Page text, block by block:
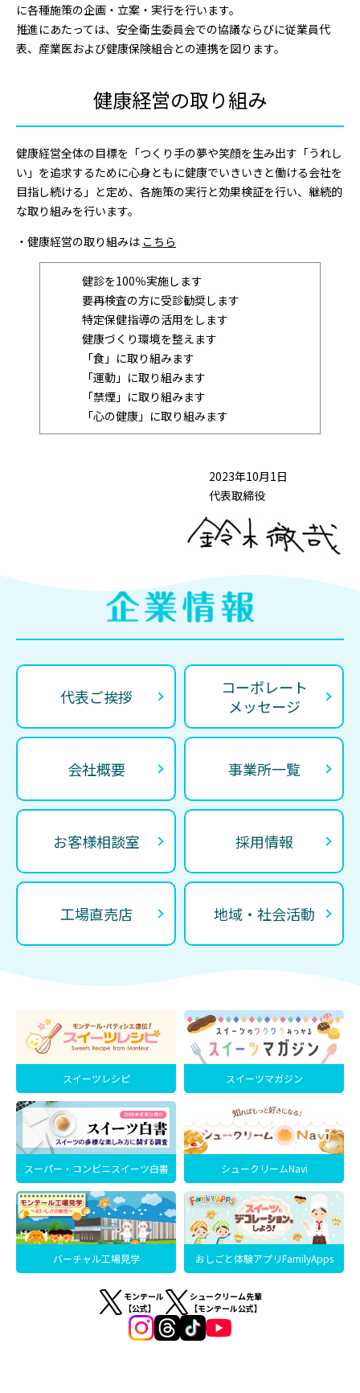
に各種施策の企画・立案・実行を行います。
推進にあたっては、安全衛生委員会での協議ならびに従業員代
表、産業医および健康保険組合との連携を図ります。
健康経営の取り組み
健康経営全体の目標を「つくり手の夢や笑顔を生み出す「うれし
い」を追求するために心身ともに健康でいきいきと働ける会社を
目指し続ける」と定め、各施策の実行と効果検証を行い、継続的
な取り組みを行います。
・健康経営の取り組みは こちら
健診を100％実施します
要再検査の方に受診勧奨します
特定保健指導の活用をします
健康づくり環境を整えます
「食」に取り組みます
「運動」に取り組みます
「禁煙」に取り組みます
「心の健康」に取り組みます
2023年10月1日
代表取締役
代表ご挨拶
コーポレート
メッセージ
会社概要 事業所一覧
お客様相談室 採用情報
工場直売店 地域・社会活動
スイーツレシピ スイーツマガジン
スーパー・コンビニスイーツ白書 シュークリームNavi
バーチャル工場見学 おしごと体験アプリFamilyApps
モンテール
【公式】
シュークリーム先輩
【モンテール公式】